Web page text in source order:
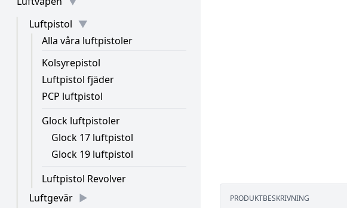
Luftpistol
Alla våra luftpistoler
Kolsyrepistol
Luftpistol fjäder
PCP luftpistol
Glock luftpistoler
Glock 17 luftpistol
Glock 19 luftpistol
Luftpistol Revolver
Luftgevär
PRODUKTBESKRIVNING